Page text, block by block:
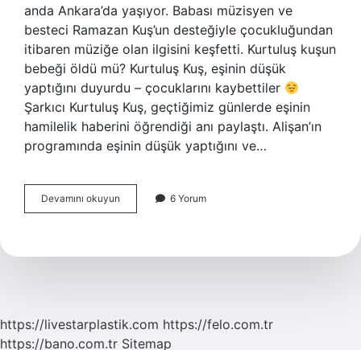
anda Ankara’da yaşıyor. Babası müzisyen ve
besteci Ramazan Kuş’un desteğiyle çocukluğundan
itibaren müziğe olan ilgisini keşfetti. Kurtuluş kuşun
bebeği öldü mü? Kurtuluş Kuş, eşinin düşük
yaptığını duyurdu – çocuklarını kaybettiler
Şarkıcı Kurtuluş Kuş, geçtiğimiz günlerde eşinin
hamilelik haberini öğrendiği anı paylaştı. Alişan’ın
programında eşinin düşük yaptığını ve…
Devamını okuyun Kurtuluş
Nasıl
6 Yorum
https://livestarplastik.com https://felo.com.tr
https://bano.com.tr Sitemap